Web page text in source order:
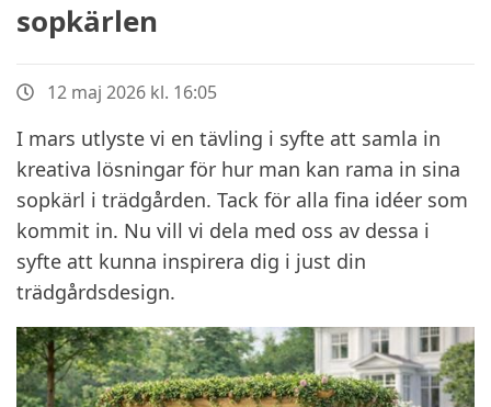
sopkärlen
12 maj 2026 kl. 16:05
I mars utlyste vi en tävling i syfte att samla in
kreativa lösningar för hur man kan rama in sina
sopkärl i trädgården. Tack för alla fina idéer som
kommit in. Nu vill vi dela med oss av dessa i
syfte att kunna inspirera dig i just din
trädgårdsdesign.